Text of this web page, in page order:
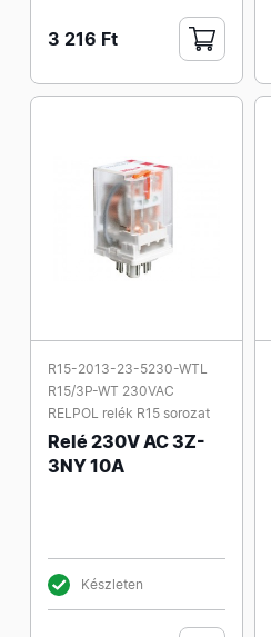
3 216 Ft
R15-2013-23-5230-WTL
R15/3P-WT 230VAC
RELPOL relék R15 sorozat
Relé 230V AC 3Z-
3NY 10A
Készleten